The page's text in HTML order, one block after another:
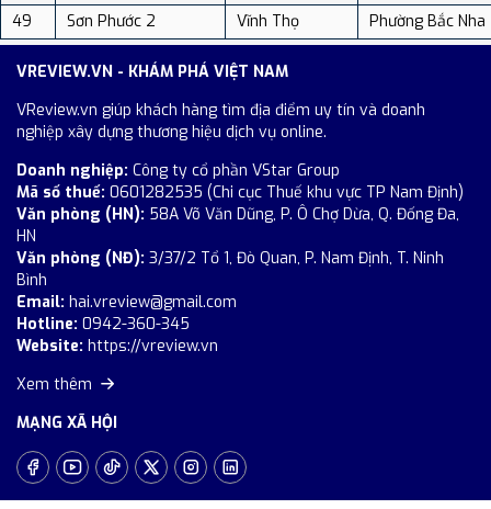
49
Sơn Phước 2 Vĩnh Thọ Phường Bắc
VREVIEW.VN - KHÁM PHÁ VIỆT NAM
VReview.vn giúp khách hàng tìm địa điểm uy tín và doanh
nghiệp xây dựng thương hiệu dịch vụ online.
Doanh nghiệp: Công ty cổ phần VStar Group
Mã số thuế: 0601282535 (Chi cục Thuế khu vực TP Nam Định)
Văn phòng (HN): 58A Võ Văn Dũng, P. Ô Chợ Dừa, Q. Đống Đa,
HN
Văn phòng (NĐ): 3/37/2 Tổ 1, Đò Quan, P. Nam Định, T. Ninh
Bình
Email: hai.vreview@gmail.com
Hotline: 0942-360-345
Website: https://vreview.vn
Xem thêm
MẠNG XÃ HỘI